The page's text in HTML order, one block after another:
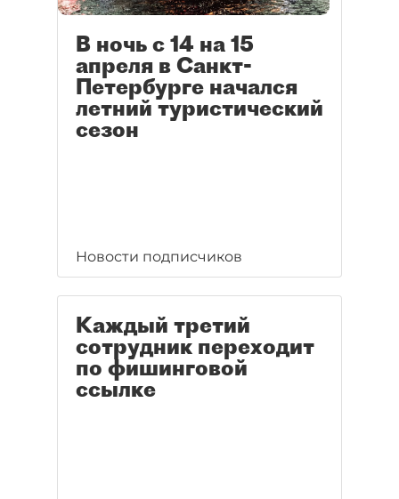
В ночь с 14 на 15
апреля в Санкт-
Петербурге начался
летний туристический
сезон
Новости подписчиков
Каждый третий
сотрудник переходит
по фишинговой
ссылке